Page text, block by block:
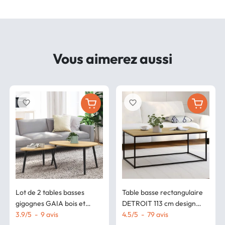
Vous aimerez aussi
Lot de 2 tables basses
gigognes GAIA bois et
pieds noirs scandinave
3.9/5 - 9avis
favorite_border
Table basse rectangulaire
DETROIT 113 cm design
industriel bois et métal
4.5/5 - 79avis
favorite_border